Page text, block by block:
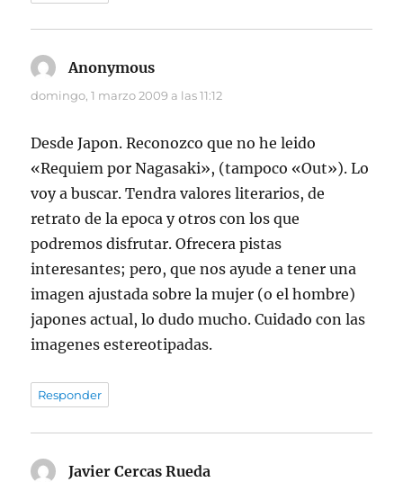
Anonymous
domingo, 1 marzo 2009 a las 11:12
Desde Japon. Reconozco que no he leido
«Requiem por Nagasaki», (tampoco «Out»). Lo
voy a buscar. Tendra valores literarios, de
retrato de la epoca y otros con los que
podremos disfrutar. Ofrecera pistas
interesantes; pero, que nos ayude a tener una
imagen ajustada sobre la mujer (o el hombre)
japones actual, lo dudo mucho. Cuidado con las
imagenes estereotipadas.
Responder
Javier Cercas Rueda